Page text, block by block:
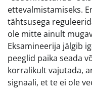
ettevalmistamiseks.
tähtsusega
ole mitte ainult
Eksamineerija jälgib
peeglid paika seada
korralikult vajutada,
signaali, et te ei ole